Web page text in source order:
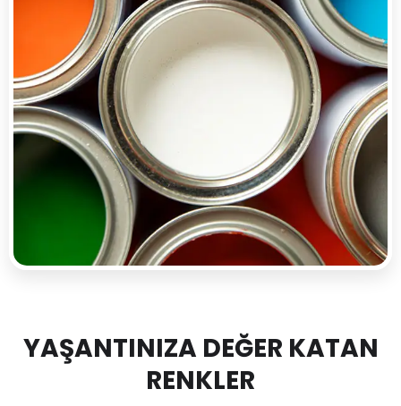
YAŞANTINIZA DEĞER KATAN
RENKLER